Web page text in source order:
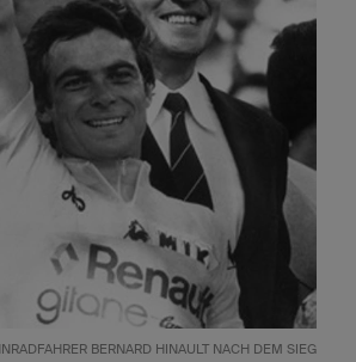
BERNARD HINAULT NACH DEM SIEG